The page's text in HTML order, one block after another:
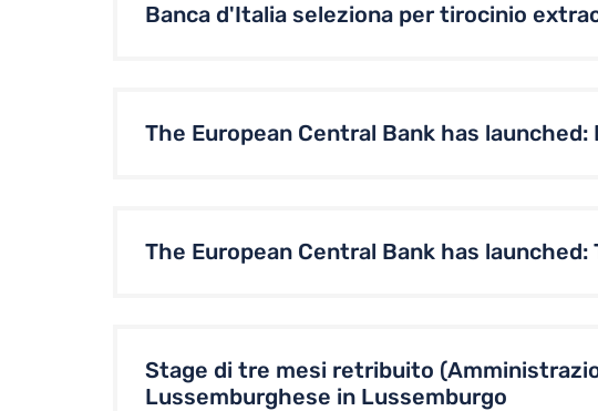
Banca d'Italia seleziona per tirocinio
The European Central Bank has
The European Central Bank has
Stage di tre mesi retribuito
Lussemburghese in Lussemburgo